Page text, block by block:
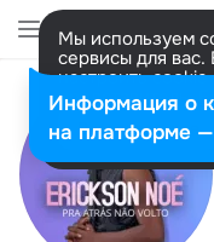
Мы используем
сервисы для вас.
настроить
представитель.
Разрешить все
Информация о
на платформе